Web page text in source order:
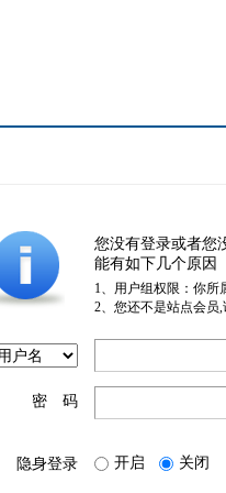
您没有登录或者您
能有如下几个原因
1、用户组权限：你所
2、您还不是站点会员
密 码
隐身登录 开启 关闭